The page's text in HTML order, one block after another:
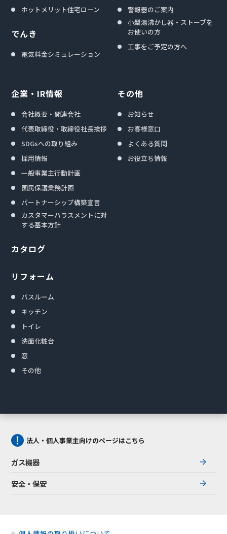
ホットメリット住宅ローン
でんき
電気料金シミュレーション
警報器のご案内
小型湯沸かし器・ストーブを
お使いの方
工事をご予定の方へ
企業・IR情報
会社概要・関連会社
代表取締役・取締役社長挨拶
SDGsへの取り組み
採用情報
一般事業主行動計画
国民保護業務計画
パートナーシップ構築宣言
カスタマーハラスメントに対
する基本方針
カタログ
リフォーム
バスルーム
キッチン
トイレ
洗面化粧台
窓
その他
その他
お知らせ
お客様窓口
よくある質問
お役立ち情報
法人・個人事業主向けのページはこちら
ガス機器
安全・保安